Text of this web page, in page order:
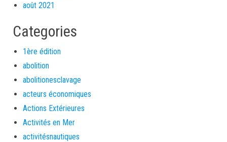
août 2021
Categories
1ère édition
abolition
abolitionesclavage
acteurs économiques
Actions Extérieures
Activités en Mer
activitésnautiques